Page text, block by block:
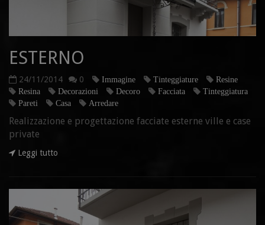
ESTERNO
24/11/2014 0 Immagine Tinteggiature
Resine
Resina
Decorazioni Decoro Facciata
Tinteggiatura
Pareti
Casa Arredare
Realizzazione e progettazione facciate esterne ville e case
private
Leggi tutto